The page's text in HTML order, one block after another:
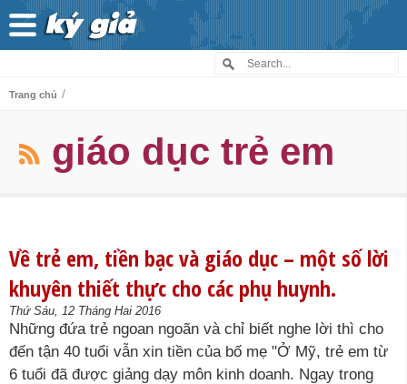
Trang chủ /
giáo dục trẻ em
Về trẻ em, tiền bạc và giáo dục – một số lời
khuyên thiết thực cho các phụ huynh.
Thứ Sáu, 12 Tháng Hai 2016
Những đứa trẻ ngoan ngoãn và chỉ biết nghe lời thì cho
đến tận 40 tuổi vẫn xin tiền của bố mẹ "Ở Mỹ, trẻ em từ
6 tuổi đã được giảng dạy môn kinh doanh. Ngay trong